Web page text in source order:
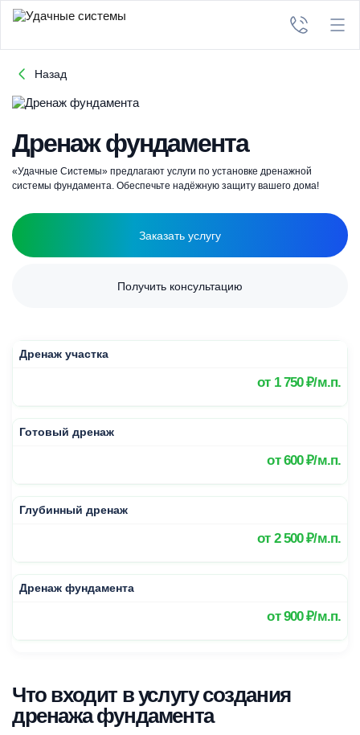
Назад
Дренаж фундамента
«Удачные Системы» предлагают услуги по установке дренажной
системы фундамента. Обеспечьте надёжную защиту вашего дома!
Заказать услугу
Получить консультацию
Дренаж участка
от1 750 ₽/м.п.
Готовый дренаж
от600 ₽/м.п.
Глубинный дренаж
от2 500 ₽/м.п.
Дренаж фундамента
от900 ₽/м.п.
Что входит в услугу создания
дренажа фундамента